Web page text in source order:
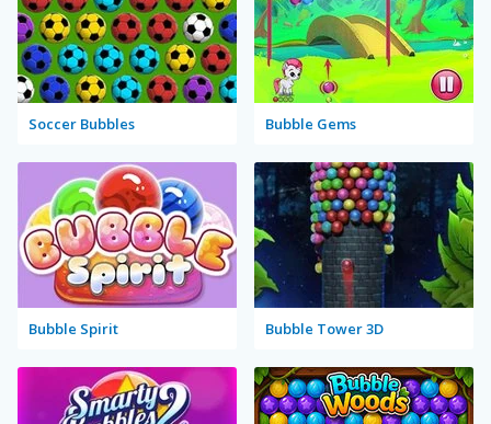
Soccer Bubbles Bubble Gems
Bubble Spirit Bubble Tower 3D